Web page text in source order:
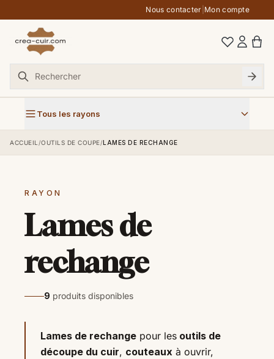
Nous contacter Mon compte
Tous les rayons
ACCUEIL /OUTILS DE COUPE/LAMES DE RECHANGE
RAYON
Lames de
rechange
9 produits disponibles
Lames de rechange pour les outils de
découpe du cuir, couteaux à ouvrir,